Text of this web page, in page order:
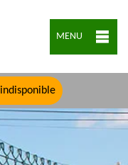
MENU
indisponible